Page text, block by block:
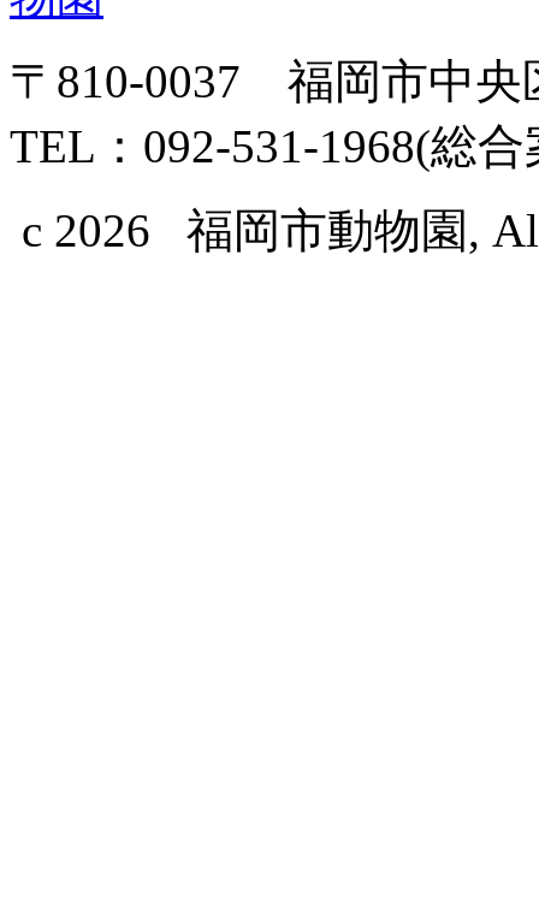
〒810-0037 福岡市中央
TEL：092-531-1968(総
c 2026 福岡市動物園,